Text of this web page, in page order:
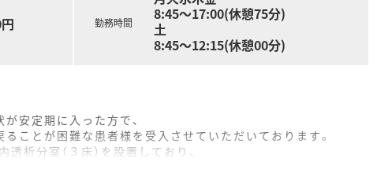
勤務時間
8:45～17:00(休憩75分)
土
8:45～12:15(休憩00分)
安定期に入った方で、
ことが困難な患者様を受入させていただいております。
析分室（３床）を設置しており、